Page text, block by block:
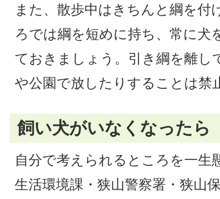
また、散歩中はきちんと綱を付
ろでは綱を短めに持ち、常に犬
ておきましょう。引き綱を離し
や公園で放したりすることは禁
飼い犬がいなくなったら
自分で考えられるところを一生
生活環境課・狭山警察署・狭山